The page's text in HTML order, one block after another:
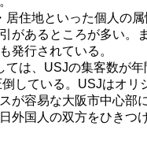
居住地といった個人の
があるところが多い。
発行されている。
ては、USJの集客数が年
している。USJはオリ
が容易な大阪市中心部
外国人の双方をひきつ